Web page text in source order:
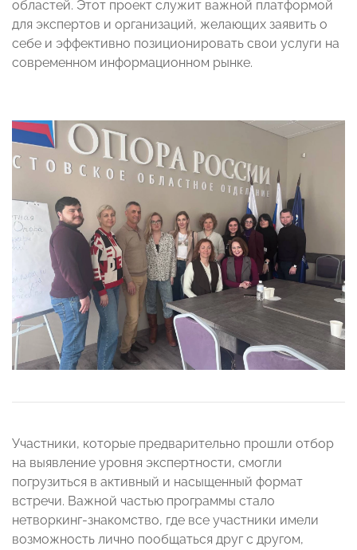
областей. Этот проект служит важной платформой
для экспертов и организаций, желающих заявить о
себе и эффективно позиционировать свои услуги на
современном информационном рынке.
Участники, которые предварительно прошли отбор
на выявление уровня экспертности, смогли
погрузиться в активный и насыщенный формат
встречи. Важной частью программы стало
нетворкинг-знакомство, где все участники имели
возможность лично пообщаться друг с другом,